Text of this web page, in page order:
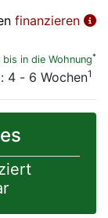
finanzieren
in die Wohnung*
4 - 6 Wochen1